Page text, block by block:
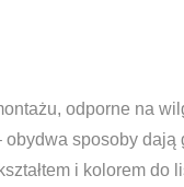
odporne na
sposoby
i kolorem do